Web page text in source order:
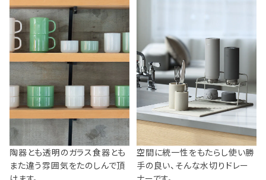
陶器とも透明のガラス食器とも
また違う雰囲気をたのしんで頂
空間に統一性をもたらし使い勝
手の良い、そんな水切りドレー